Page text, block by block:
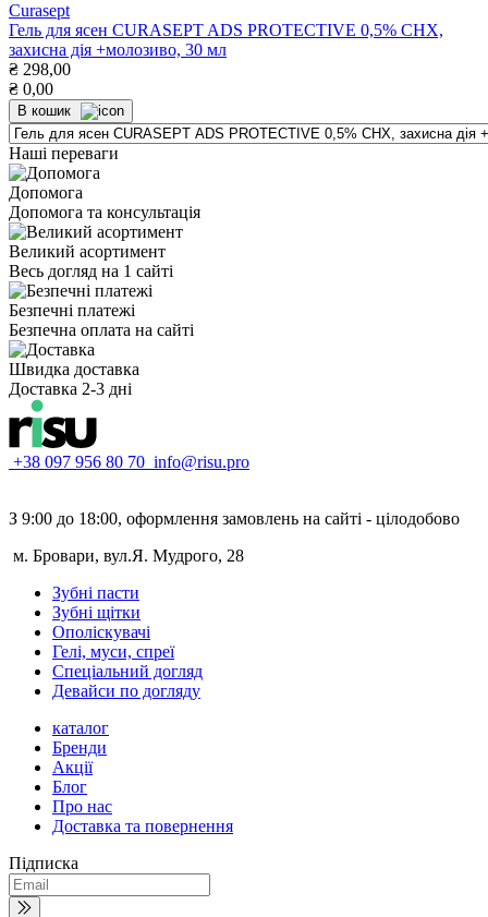
Curasept
Гель для ясен CURASEPT ADS PROTECTIVE 0,5% CHX,
захисна дія +молозиво, 30 мл
₴ 298,00
₴ 0,00
В кошик
Наші переваги
Допомога
Допомога та консультація
Великий асортимент
Весь догляд на 1 сайті
Безпечні платежі
Безпечна оплата на сайті
Швидка доставка
Доставка 2-3 дні
+38 097 956 80 70 info@risu.pro
З 9:00 до 18:00, оформлення замовлень на сайті - цілодобово
м. Бровари, вул.Я. Мудрого, 28
Зубні пасти
Зубні щітки
Ополіскувачі
Гелі, муси, спреї
Спеціальний догляд
Девайси по догляду
каталог
Бренди
Акції
Блог
Про нас
Доставка та повернення
Підписка